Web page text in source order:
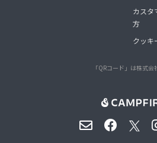
カスタ
方
クッキ
「QRコード」は株式